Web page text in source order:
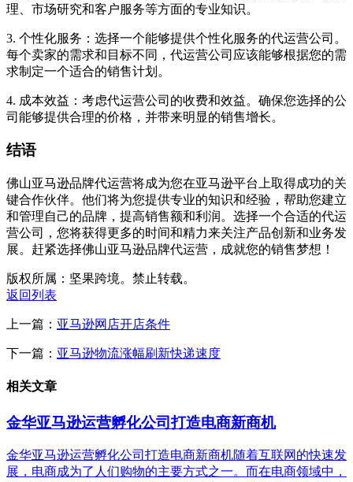
理、市场研究和客户服务等方面的专业知识。
3. 个性化服务：选择一个能够提供个性化服务的代运营公司。
每个卖家的需求和目标不同，代运营公司应该能够根据您的需
求制定一个适合的销售计划。
4. 成本效益：考虑代运营公司的收费和效益。确保您选择的公
司能够提供合理的价格，并带来明显的销售增长。
结语
佛山亚马逊品牌代运营将成为您在亚马逊平台上取得成功的关
键合作伙伴。他们将为您提供专业的知识和经验，帮助您建立
和管理自己的品牌，提高销售额和利润。选择一个合适的代运
营公司，您将获得更多的时间和精力来关注产品创新和业务发
展。赶紧选择佛山亚马逊品牌代运营，成就您的销售梦想！
版权所属：坚果跨境。禁止转载。
返回列表
上一篇： 亚马逊网店开店条件
下一篇： 亚马逊物流涨幅刷新快递速度
相关文章
金华亚马逊运营孵化公司打造电商新商机
金华亚马逊运营孵化公司打造电商新商机随着互联网的快速发
展，电商成为了人们购物的主要方式之一。而在电商领域中，